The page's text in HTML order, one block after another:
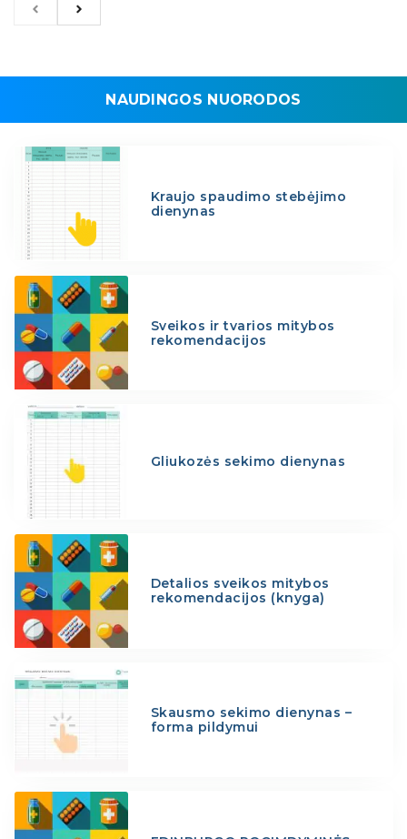
NAUDINGOS NUORODOS
Kraujo spaudimo stebėjimo
dienynas
Sveikos ir tvarios mitybos
rekomendacijos
Gliukozės sekimo dienynas
Detalios sveikos mitybos
rekomendacijos (knyga)
Skausmo sekimo dienynas –
forma pildymui